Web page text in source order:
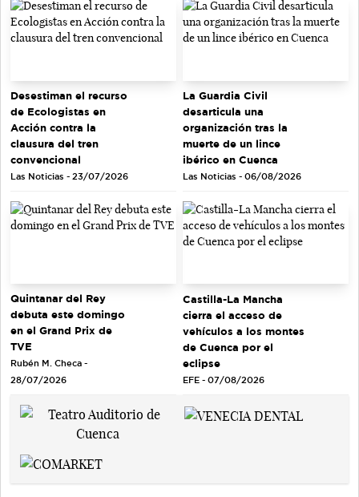
Desestiman el recurso
de Ecologistas en
Acción contra la
clausura del tren
convencional
Las Noticias - 23/07/2026
La Guardia Civil
desarticula una
organización tras la
muerte de un lince
ibérico en Cuenca
Las Noticias - 06/08/2026
Quintanar del Rey
debuta este domingo
en el Grand Prix de
TVE
Rubén M. Checa -
28/07/2026
Castilla-La Mancha
cierra el acceso de
vehículos a los montes
de Cuenca por el
eclipse
EFE - 07/08/2026